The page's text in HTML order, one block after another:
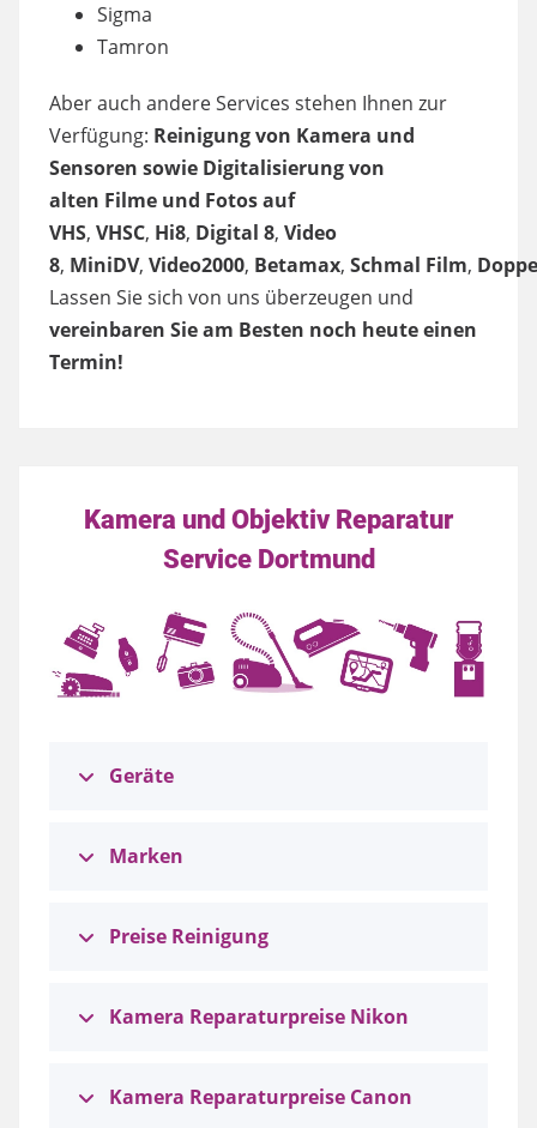
Sigma
Tamron
Aber auch andere Services stehen Ihnen zur
Verfügung: Reinigung von Kamera und
Sensoren sowie Digitalisierung von
alten Filme und Fotos auf
VHS, VHSC, Hi8, Digital 8, Video
8, MiniDV, Video2000, Betamax, Schmal Film,
Lassen Sie sich von uns überzeugen und
vereinbaren Sie am Besten noch heute einen
Termin!
Kamera und Objektiv Reparatur
Service Dortmund
Geräte
Marken
Preise Reinigung
Kamera Reparaturpreise Nikon
Kamera Reparaturpreise Canon